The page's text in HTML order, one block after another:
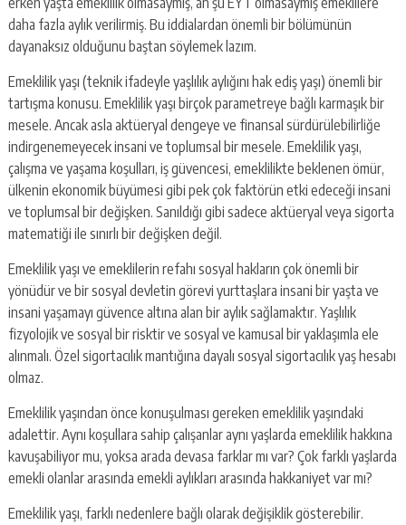
daha fazla aylık verilirmiş. Bu iddialardan önemli bir bölümünün
dayanaksız olduğunu baştan söylemek lazım.
Emeklilik yaşı (teknik ifadeyle yaşlılık aylığını hak ediş yaşı) önemli bir
tartışma konusu. Emeklilik yaşı birçok parametreye bağlı karmaşık bir
mesele. Ancak asla aktüeryal dengeye ve finansal sürdürülebilirliğe
indirgenemeyecek insani ve toplumsal bir mesele. Emeklilik yaşı,
çalışma ve yaşama koşulları, iş güvencesi, emeklilikte beklenen ömür,
ülkenin ekonomik büyümesi gibi pek çok faktörün etki edeceği insani
ve toplumsal bir değişken. Sanıldığı gibi sadece aktüeryal veya sigorta
matematiği ile sınırlı bir değişken değil.
Emeklilik yaşı ve emeklilerin refahı sosyal hakların çok önemli bir
yönüdür ve bir sosyal devletin görevi yurttaşlara insani bir yaşta ve
insani yaşamayı güvence altına alan bir aylık sağlamaktır. Yaşlılık
fizyolojik ve sosyal bir risktir ve sosyal ve kamusal bir yaklaşımla ele
alınmalı. Özel sigortacılık mantığına dayalı sosyal sigortacılık yaş hesabı
olmaz.
Emeklilik yaşından önce konuşulması gereken emeklilik yaşındaki
adalettir. Aynı koşullara sahip çalışanlar aynı yaşlarda emeklilik hakkına
kavuşabiliyor mu, yoksa arada devasa farklar mı var? Çok farklı yaşlarda
emekli olanlar arasında emekli aylıkları arasında hakkaniyet var mı?
Emeklilik yaşı, farklı nedenlere bağlı olarak değişiklik gösterebilir.